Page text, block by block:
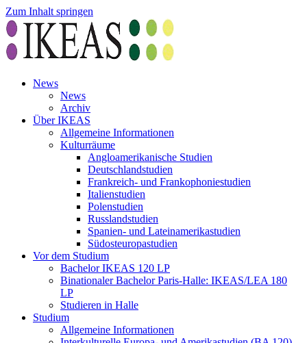
Zum Inhalt springen
News
News
Archiv
Über IKEAS
Allgemeine Informationen
Kulturräume
Angloamerikanische Studien
Deutschlandstudien
Frankreich- und Frankophoniestudien
Italienstudien
Polenstudien
Russlandstudien
Spanien- und Lateinamerikastudien
Südosteuropastudien
Vor dem Studium
Bachelor IKEAS 120 LP
Binationaler Bachelor Paris-Halle: IKEAS/LEA 180
LP
Studieren in Halle
Studium
Allgemeine Informationen